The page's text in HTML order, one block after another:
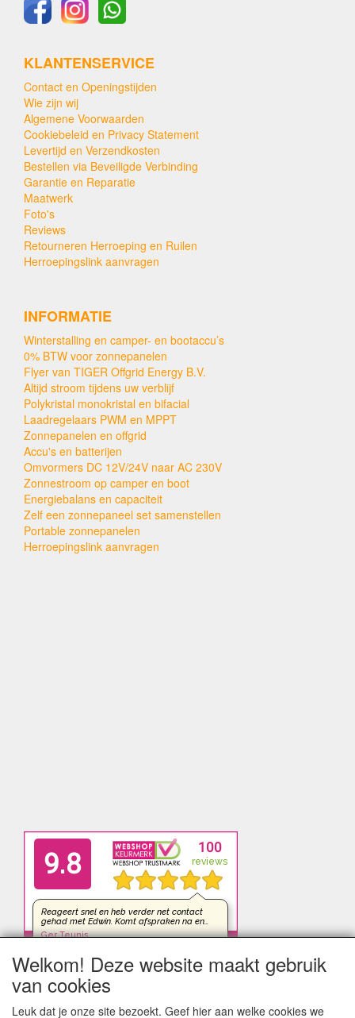
KLANTENSERVICE
Contact en Openingstijden
Wie zijn wij
Algemene Voorwaarden
Cookiebeleid en Privacy Statement
Levertijd en Verzendkosten
Bestellen via Beveiligde Verbinding
Garantie en Reparatie
Maatwerk
Foto's
Reviews
Retourneren Herroeping en Ruilen
Herroepingslink aanvragen
INFORMATIE
Winterstalling en camper- en bootaccu’s
0% BTW voor zonnepanelen
Flyer van TIGER Offgrid Energy B.V.
Altijd stroom tijdens uw verblijf
Polykristal monokristal en bifacial
Laadregelaars PWM en MPPT
Zonnepanelen en offgrid
Accu's en batterijen
Omvormers DC 12V/24V naar AC 230V
Zonnestroom op camper en boot
Energiebalans en capaciteit
Zelf een zonnepaneel set samenstellen
Portable zonnepanelen
Herroepingslink aanvragen
Welkom! Deze website maakt gebruik
van cookies
Leuk dat je onze site bezoekt. Geef hier aan welke cookies we